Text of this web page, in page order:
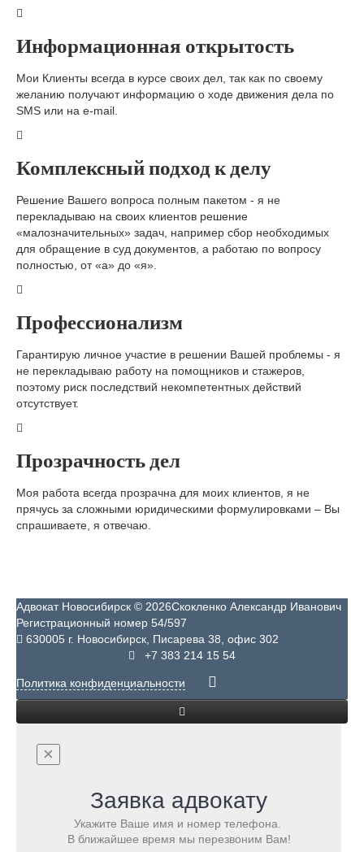
Информационная открытость
Мои Клиенты всегда в курсе своих дел, так как по своему
желанию получают информацию о ходе движения дела по
SMS или на e-mail.
Комплексный подход к делу
Решение Вашего вопроса полным пакетом - я не
перекладываю на своих клиентов решение
«малозначительных» задач, например сбор необходимых
для обращение в суд документов, а работаю по вопросу
полностью, от «а» до «я».
Профессионализм
Гарантирую личное участие в решении Вашей проблемы - я
не перекладываю работу на помощников и стажеров,
поэтому риск последствий некомпетентных действий
отсутствует.
Прозрачность дел
Моя работа всегда прозрачна для моих клиентов, я не
прячусь за сложными юридическими формулировками – Вы
спрашиваете, я отвечаю.
Адвокат Новосибирск © 2026Скокленко Александр Иванович
Регистрационный номер 54/597
630005 г. Новосибирск, Писарева 38, офис 302
+7 383 214 15 54
Политика конфиденциальности
О себе
Услуги
Преступления против собственности
Преступления против жизни и здоровья
Адвокат при ДТП
Адвокат по делам о наркотиках
Гражданские дела
Имущественные споры
Трудовые споры
Защита прав потребителей
Взыскание долгов
Земельные споры
Административные дела
Административные правонарушения в области
Семейные споры
Контакты
×
Заявка адвокату
Укажите Ваше имя и номер телефона.
В ближайшее время мы перезвоним Вам!